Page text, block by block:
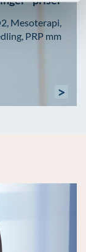
Mesoterapi,
PRP mm
>